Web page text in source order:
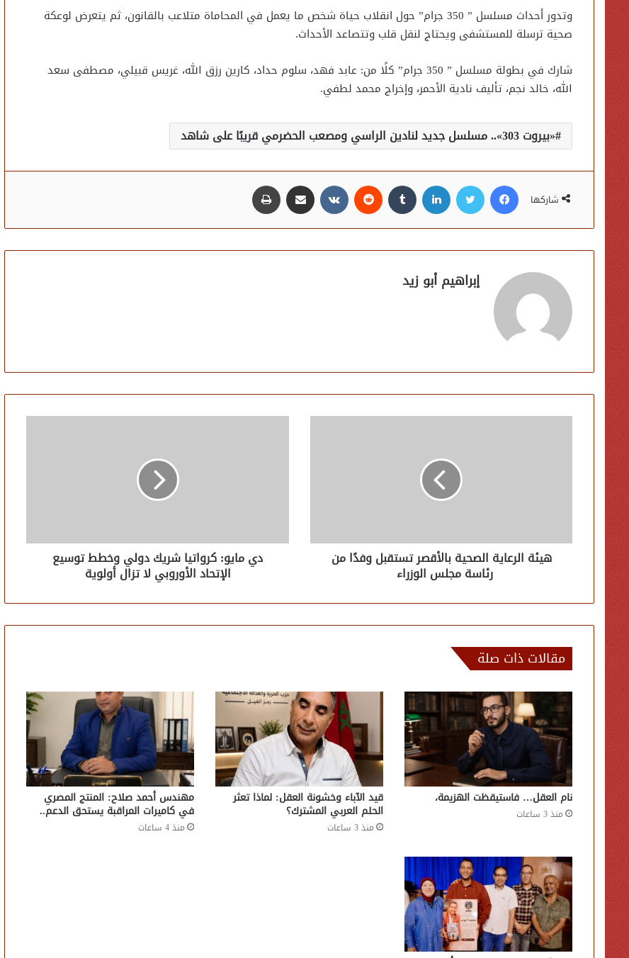
وتدور أحداث مسلسل ” 350 جرام” حول انقلاب حياة شخص ما يعمل في المحاماة متلاعب بالقانون، ثم يتعرض لوعكة
صحية ترسلة للمستشفى ويحتاج لنقل قلب وتتصاعد الأحداث.
شارك في بطولة مسلسل ” 350 جرام” كلًا من: عابد فهد، سلوم حداد، كارين رزق الله، غريس قبيلي، مصطفى سعد
الله، خالد نجم، تأليف نادية الأحمر، وإخراج محمد لطفي.
«بيروت 303».. مسلسل جديد لنادين الراسي ومصعب الحضرمي قريبًا على شاهد
شاركها
فيسبوك تويتر لينكدإن مشاركة عبر البريد
إبراهيم أبو زيد
هيئة الرعاية الصحية بالأقصر تستقبل وفدًا من
رئاسة مجلس الوزراء
دي مايو: كرواتيا شريك دولي وخطط توسيع
الإتحاد الأوروبي لا تزال أولوية
مقالات ذات صلة
نام العقل… فاستيقظت الهزيمة،
منذ 3 ساعات
قيد الآباء وخشونة العقل: لماذا تعثر
الحلم العربي المشترك؟
منذ 3 ساعات
مهندس أحمد صلاح: المنتج المصري
في كاميرات المراقبة يستحق الدعم..
منذ 4 ساعات